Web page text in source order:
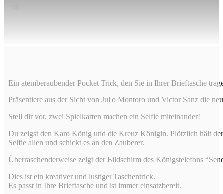
*
Ein atemberaubender Pocket Trick, den Sie in Ihrer Brieftasche
Präsentiere aus der Sicht von Julio Montoro und Victor Sanz die
Stell dir vor, zwei Spielkarten machen ein Selfie miteinander!
Du zeigst den Karo König und die Kreuz Königin. Plötzlich hält
Selfie allen und schickt es an den Zauberer.
Überraschenderweise zeigt der Bildschirm des Königstelefons
Dies ist ein kreativer und lustiger Taschentrick.
Es passt in Ihre Brieftasche und ist immer einsatzbereit.